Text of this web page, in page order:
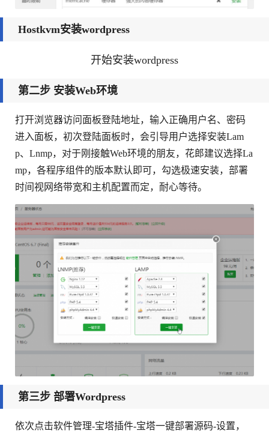
Hostkvm安装wordpress
开始安装wordpress
第二步 安装Web环境
打开浏览器访问面板登陆地址，输入正确用户名、密码
进入面板，初次登陆面板时，会引导用户选择安装Lam
p、Lnmp，对于刚接触Web环境的朋友，花郎建议选择La
mp，各程序组件的版本默认即可，勾选极速安装，部署
时间视网络带宽和主机配置而定，耐心等待。
第三步 部署Wordpress
依次点击软件管理-宝塔插件-宝塔一键部署源码-设置，